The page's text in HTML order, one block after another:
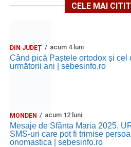
CELE MAI
DIN JUDEȚ acum 4 luni
Când pică Paștele ortodox și cel
următorii ani | sebesinfo.ro
MONDEN acum 12 luni
Mesaje de Sfânta Maria 2025.
SMS-uri care pot fi trimise
onomastica | sebesinfo.ro